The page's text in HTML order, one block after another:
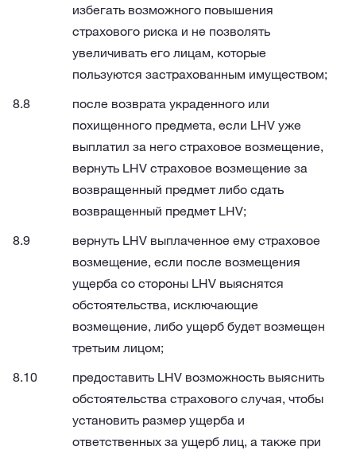
избегать возможного повышения
страхового риска и не позволять
увеличивать его лицам, которые
пользуются застрахованным имуществом;
после возврата украденного или
похищенного предмета, если LHV уже
выплатил за него страховое возмещение,
вернуть LHV страховое возмещение за
возвращенный предмет либо сдать
возвращенный предмет LHV;
вернуть LHV выплаченное ему страховое
возмещение, если после возмещения
ущерба со стороны LHV выяснятся
обстоятельства, исключающие
возмещение, либо ущерб будет возмещен
третьим лицом;
предоставить LHV возможность выяснить
обстоятельства страхового случая, чтобы
установить размер ущерба и
ответственных за ущерб лиц, а также при